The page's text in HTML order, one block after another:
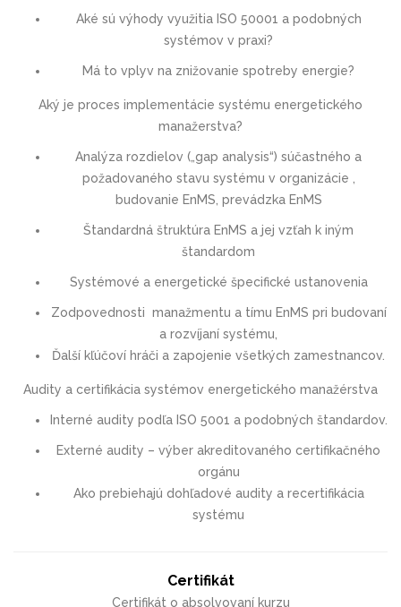
Aké sú výhody využitia ISO 50001 a podobných
systémov v praxi?
Má to vplyv na znižovanie spotreby energie?
Aký je proces implementácie systému energetického
manažerstva?
Analýza rozdielov („gap analysis“) súčastného a
požadovaného stavu systému v organizácie ,
budovanie EnMS, prevádzka EnMS
Štandardná štruktúra EnMS a jej vzťah k iným
štandardom
Systémové a energetické špecifické ustanovenia
Zodpovednosti manažmentu a tímu EnMS pri budovaní
a rozvíjaní systému,
Ďalší kľúčoví hráči a zapojenie všetkých zamestnancov.
Audity a certifikácia systémov energetického manažérstva
Interné audity podľa ISO 5001 a podobných štandardov.
Externé audity – výber akreditovaného certifikačného
orgánu
Ako prebiehajú dohľadové audity a recertifikácia
systému
Certifikát
Certifikát o absolvovaní kurzu